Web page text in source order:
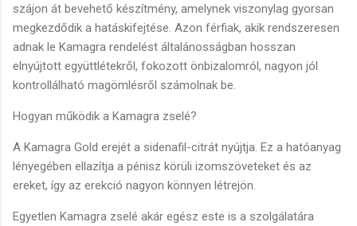
szájon át bevehető készítmény, amelynek viszonylag gyorsan
megkezdődik a hatáskifejtése. Azon férfiak, akik rendszeresen
adnak le Kamagra rendelést általánosságban hosszan
elnyújtott együttlétekről, fokozott önbizalomról, nagyon jól
kontrollálható magömlésről számolnak be.
Hogyan működik a Kamagra zselé?
A Kamagra Gold erejét a sidenafil-citrát nyújtja. Ez a hatóanyag
lényegében ellazítja a pénisz körüli izomszöveteket és az
ereket, így az erekció nagyon könnyen létrejön.
Egyetlen Kamagra zselé akár egész este is a szolgálatára